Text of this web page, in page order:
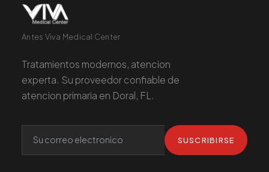
Antes Viva Medical Center
Tratamientos modernos, atencion
experta. Su proveedor confiable de
atencion primaria en Doral, FL.
SUSCRIBIRSE